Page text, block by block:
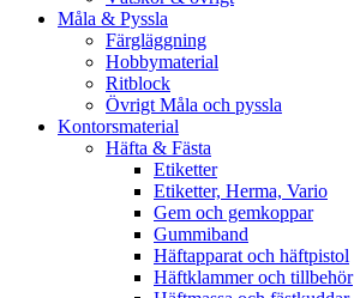
Måla & Pyssla
Färgläggning
Hobbymaterial
Ritblock
Övrigt Måla och pyssla
Kontorsmaterial
Häfta & Fästa
Etiketter
Etiketter, Herma, Vario
Gem och gemkoppar
Gummiband
Häftapparat och häftpistol
Häftklammer och tillbehör